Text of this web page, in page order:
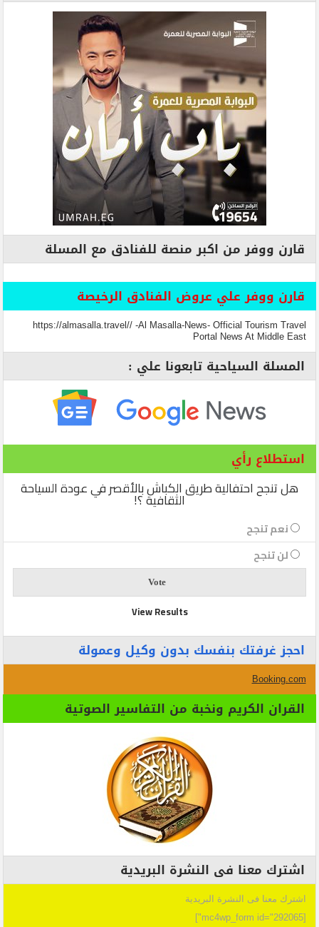
قارن ووفر من اكبر منصة للفنادق مع المسلة
قارن ووفر علي عروض الفنادق الرخيصة
https://almasalla.travel// -Al Masalla-News- Official Tourism Travel
Portal News At Middle East
المسلة السياحية تابعونا علي :
استطلاع رأي
هل تنجح احتفالية طريق الكباش بالأقصر في عودة السياحة
الثقافية ؟!
نعم تنجح
لن تنجح
View Results
احجز غرفتك بنفسك بدون وكيل وعمولة
Booking.com
القران الكريم ونخبة من التفاسير الصوتية
اشترك معنا فى النشرة البريدية
اشترك معنا فى النشرة البريدية
[mc4wp_form id="292065"]